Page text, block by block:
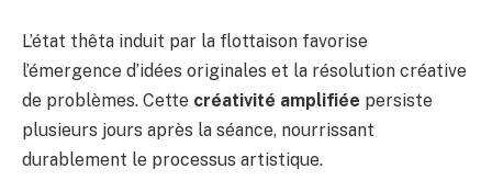
L’état thêta induit par la flottaison favorise
l’émergence d’idées originales et la résolution créative
de problèmes. Cette créativité amplifiée persiste
plusieurs jours après la séance, nourrissant
durablement le processus artistique.